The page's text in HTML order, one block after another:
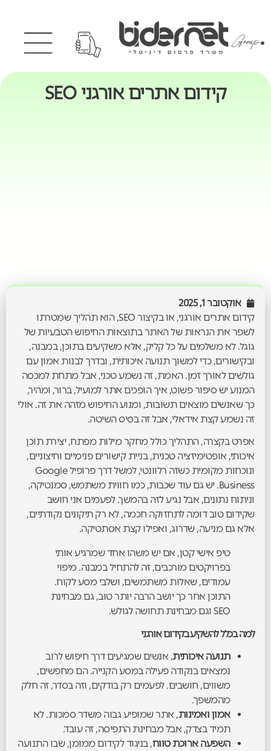
קידום אתרים אורגני SEO
אוקטובר 1, 2025
קידום אתרים אורגני, או בקיצור SEO, הוא תהליך שמטרתו
לשפר את הנראות של האתר בתוצאות החיפוש הטבעיות של
גוגל. לא משלמים על כל קליק, אלא משקיעים בתוכן, במבנה,
ובקישורים, כדי למשוך תנועה איכותית, ובדרך לבנות אמון עם
גולשים לאורך זמן. האמת, זה נשמע טכני, אבל מתחת למכסה
המנוע יש סיפור פשוט, איך הופכים אתר למועיל, ברור, ומהיר,
כך שאנשים מוצאים תשובות, ומנוע החיפוש מזהה את זה. אולי
זה נשמע קצת אידאלי, אבל זה בסיס השיטה.
אפרט בקצרה, התהליך כולל מחקר מילות מפתח, יצירת תוכן
איכותי, אופטימיזציה טכנית, בניית קישורים פנימיים וחיצוניים,
ונוכחות מקומית כשזה רלוונטי, למשל דרך פרופיל Google
Business. יש גם עוד שכבות, כמו חווית משתמש, סמנטיקה,
וניתוח נתונים, אבל נגיע לזה בהמשך. לפעמים אני חושב
שקידום טוב דומה לתחזוקה חכמה, לא רק תיקונים נקודתיים,
אלא גם מניעה, שדרוג, ואפילו קצת אסתטיקה.
טיפ אישי קטן, אם יש משהו אחד שמרגיע אותי
בפרויקטים מורכבים, זה להתחיל במבנה. מיפוי
עמודים, שאלות משתמשים, ושלבי מסע לקוח.
התוכן אחר כך יושב הרבה יותר טוב, גם מבחינת
SEO וגם מבחינת תחושה לגולש.
למה בכלל להשקיע בקידום אורגני
תנועה איכותית, אנשים שמגיעים דרך חיפוש לרוב
נמצאים בנקודה פעילה במסע הקנייה. הם מחפשים,
משווים, חושבים. לפעמים רק בודקים, וזה בסדר, זה חלק
מהמשפך.
אמון ואמינות, אתר שמופיע גבוה משדר סמכות. לא
תמיד בצדק, אבל מבחינת התפיסה, זה עובד.
השפעה ארוכת טווח, בניגוד לקידום ממומן, שבו התנועה